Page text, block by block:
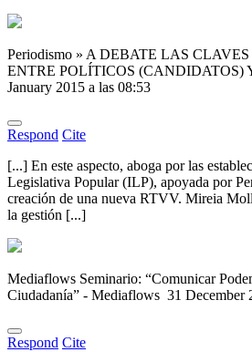
Periodismo » A DEBATE LAS
ENTRE POLÍTICOS (CANDIDATOS)
January 2015 a las 08:53
Respond Cite
[...] En este aspecto, aboga por las
Legislativa Popular (ILP), apoyada por
creación de una nueva RTVV. Mireia
la gestión [...]
Mediaflows Seminario: “Comunicar
Ciudadanía” - Mediaflows 31 December
Respond Cite